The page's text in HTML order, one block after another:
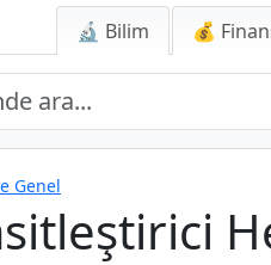
🔬 Bilim 💰
Genel